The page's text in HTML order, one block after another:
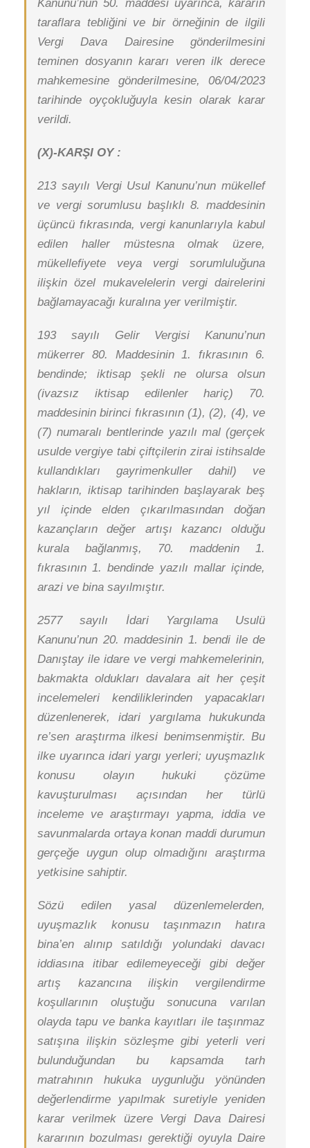
Kanunu’nun 50. maddesi uyarınca, kararın
taraflara tebliğini ve bir örneğinin de ilgili
Vergi Dava Dairesine gönderilmesini
teminen dosyanın kararı veren ilk derece
mahkemesine gönderilmesine, 06/04/2023
tarihinde oyçokluğuyla kesin olarak karar
verildi.
(X)-KARŞI OY :
213 sayılı Vergi Usul Kanunu’nun mükellef
ve vergi sorumlusu başlıklı 8. maddesinin
üçüncü fıkrasında, vergi kanunlarıyla kabul
edilen haller müstesna olmak üzere,
mükellefiyete veya vergi sorumluluğuna
ilişkin özel mukavelelerin vergi dairelerini
bağlamayacağı kuralına yer verilmiştir.
193 sayılı Gelir Vergisi Kanunu’nun
mükerrer 80. Maddesinin 1. fıkrasının 6.
bendinde; iktisap şekli ne olursa olsun
(ivazsız iktisap edilenler hariç) 70.
maddesinin birinci fıkrasının (1), (2), (4), ve
(7) numaralı bentlerinde yazılı mal (gerçek
usulde vergiye tabi çiftçilerin zirai istihsalde
kullandıkları gayrimenkuller dahil) ve
hakların, iktisap tarihinden başlayarak beş
yıl içinde elden çıkarılmasından doğan
kazançların değer artışı kazancı olduğu
kurala bağlanmış, 70. maddenin 1.
fıkrasının 1. bendinde yazılı mallar içinde,
arazi ve bina sayılmıştır.
2577 sayılı İdari Yargılama Usulü
Kanunu’nun 20. maddesinin 1. bendi ile de
Danıştay ile idare ve vergi mahkemelerinin,
bakmakta oldukları davalara ait her çeşit
incelemeleri kendiliklerinden yapacakları
düzenlenerek, idari yargılama hukukunda
re’sen araştırma ilkesi benimsenmiştir. Bu
ilke uyarınca idari yargı yerleri; uyuşmazlık
konusu olayın hukuki çözüme
kavuşturulması açısından her türlü
inceleme ve araştırmayı yapma, iddia ve
savunmalarda ortaya konan maddi durumun
gerçeğe uygun olup olmadığını araştırma
yetkisine sahiptir.
Sözü edilen yasal düzenlemelerden,
uyuşmazlık konusu taşınmazın hatıra
bina’en alınıp satıldığı yolundaki davacı
iddiasına itibar edilemeyeceği gibi değer
artış kazancına ilişkin vergilendirme
koşullarının oluştuğu sonucuna varılan
olayda tapu ve banka kayıtları ile taşınmaz
satışına ilişkin sözleşme gibi yeterli veri
bulunduğundan bu kapsamda tarh
matrahının hukuka uygunluğu yönünden
değerlendirme yapılmak suretiyle yeniden
karar verilmek üzere Vergi Dava Dairesi
kararının bozulması gerektiği oyuyla Daire